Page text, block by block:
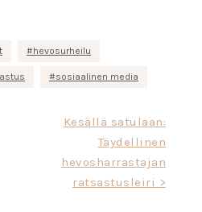
hevosurheilu
sosiaalinen media
Kesällä satulaan:
Täydellinen
hevosharrastajan
ratsastusleiri >